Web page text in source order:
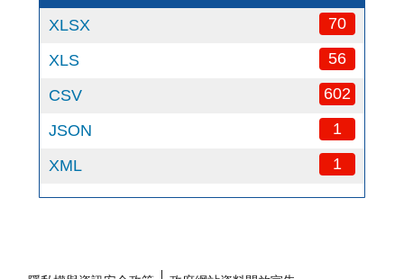
XLSX
70
XLS 56
CSV 602
JSON 1
XML 1